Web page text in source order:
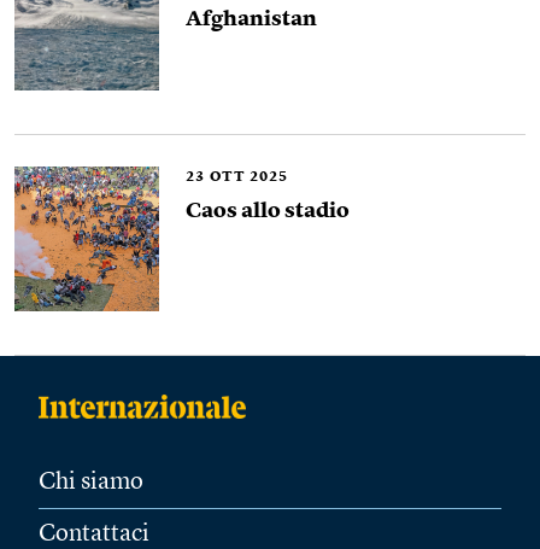
Afghanistan
23 OTT 2025
Caos allo stadio
Chi siamo
Contattaci